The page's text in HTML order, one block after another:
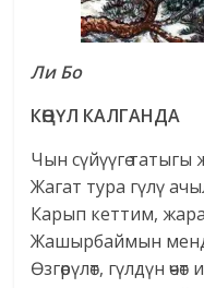
Ли Бо
КӨҢҮЛ КАЛГАНДА
Чын сүйүүгө татыгы
Жагат тура гүлү
Карып кеттим,
Жашырбаймын
Өзгөрүлөт, гүлдүн